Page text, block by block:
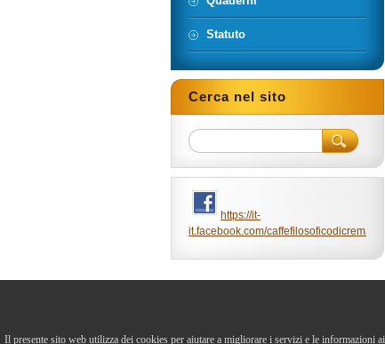
Statuto
Cerca nel sito
https://it-
it.facebook.com/caffefilosoficodicrema/
Il presente sito web utilizza dei cookies per aiutare a migliorare i servizi e le informazioni